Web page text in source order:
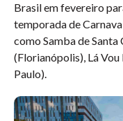
Brasil em fevereiro
temporada de
como Samba de Santa
(Florianópolis), Lá Vou
Paulo).